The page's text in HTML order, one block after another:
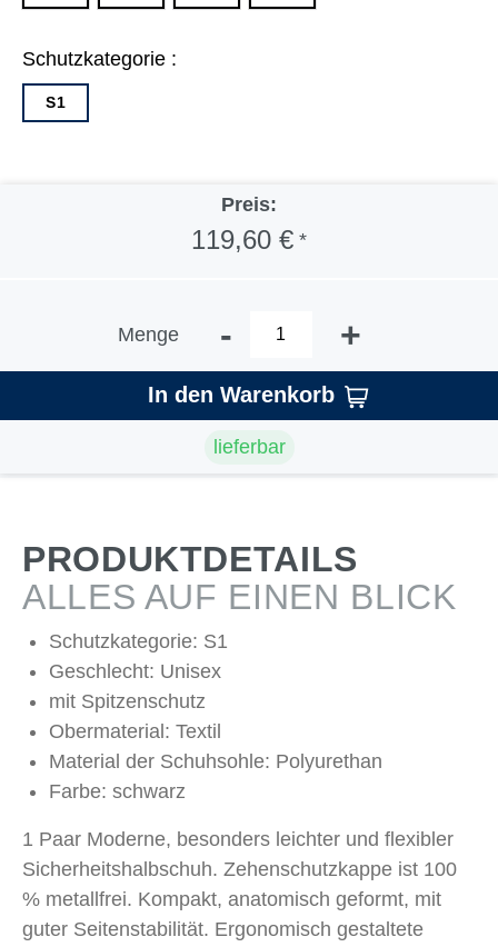
Schutzkategorie :
S1
Preis:
119,60 € *
Menge - +
In den Warenkorb
lieferbar
PRODUKTDETAILS
ALLES AUF EINEN BLICK
Schutzkategorie: S1
Geschlecht: Unisex
mit Spitzenschutz
Obermaterial: Textil
Material der Schuhsohle: Polyurethan
Farbe: schwarz
1 Paar Moderne, besonders leichter und flexibler
Sicherheitshalbschuh. Zehenschutzkappe ist 100
% metallfrei. Kompakt, anatomisch geformt, mit
guter Seitenstabilität. Ergonomisch gestaltete